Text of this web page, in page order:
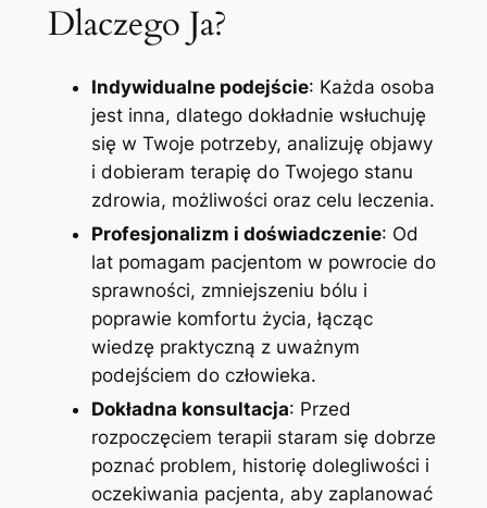
Dlaczego Ja?
Indywidualne podejście: Każda osoba
jest inna, dlatego dokładnie wsłuchuję
się w Twoje potrzeby, analizuję objawy
i dobieram terapię do Twojego stanu
zdrowia, możliwości oraz celu leczenia.
Profesjonalizm i doświadczenie: Od
lat pomagam pacjentom w powrocie do
sprawności, zmniejszeniu bólu i
poprawie komfortu życia, łącząc
wiedzę praktyczną z uważnym
podejściem do człowieka.
Dokładna konsultacja: Przed
rozpoczęciem terapii staram się dobrze
poznać problem, historię dolegliwości i
oczekiwania pacjenta, aby zaplanować